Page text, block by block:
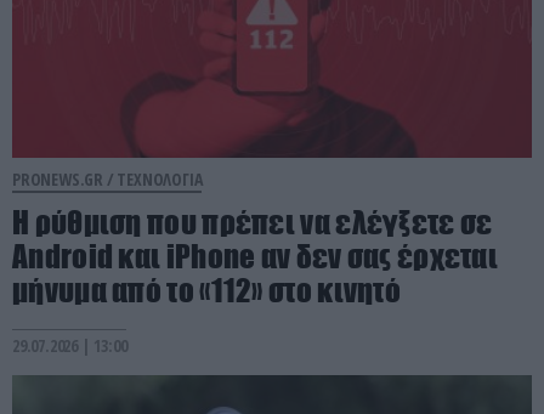
PRONEWS.GR / ΤΕΧΝΟΛΟΓΙΑ
Η ρύθμιση που πρέπει να ελέγξετε σε
Android και iPhone αν δεν σας έρχεται
μήνυμα από το «112» στο κινητό
29.07.2026 | 13:00